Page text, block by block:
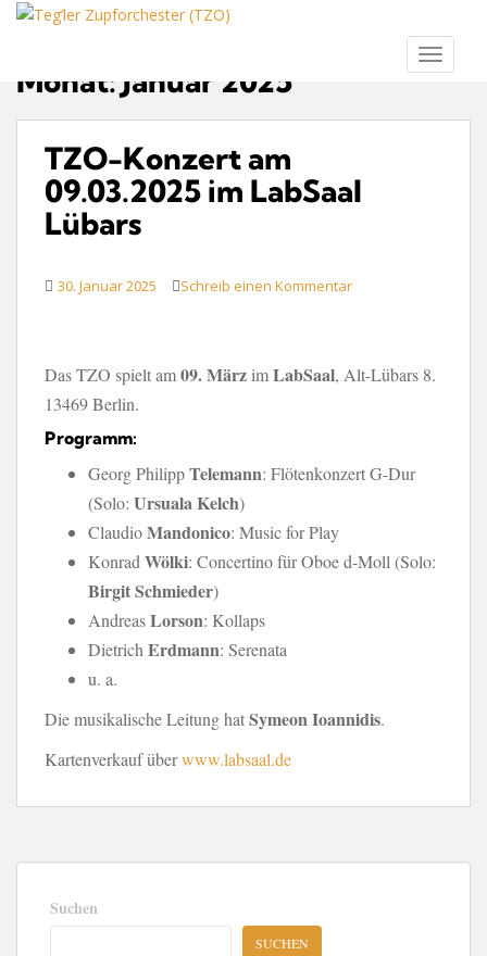
Monat: Januar 2025
TZO-Konzert am
09.03.2025 im LabSaal
Lübars
30. Januar 2025 Schreib einen Kommentar
Das TZO spielt am09. März imLabSaal, Alt-Lübars 8.
13469 Berlin.
Programm:
Georg PhilippTelemann: Flötenkonzert G-Dur
(Solo: Ursuala Kelch)
ClaudioMandonico: Music for Play
Konrad Wölki: Concertino für Oboe d-Moll (Solo:
Birgit Schmieder)
AndreasLorson: Kollaps
Dietrich Erdmann: Serenata
u. a.
Die musikalische Leitung hatSymeon Ioannidis.
Kartenverkauf überwww.labsaal.de
Suchen
SUCHEN